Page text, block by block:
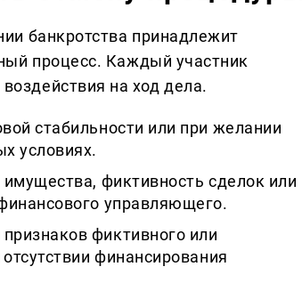
банкротства принадлежит
процесс. Каждый участник
на ход дела.
стабильности или при желании
условиях.
фиктивность сделок или
управляющего.
фиктивного или
финансирования